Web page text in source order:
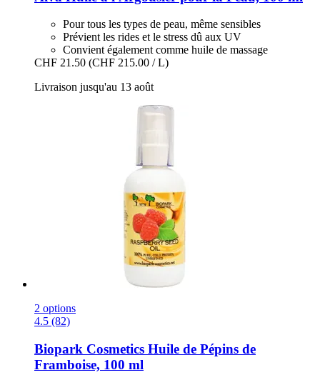
Pour tous les types de peau, même sensibles
Prévient les rides et le stress dû aux UV
Convient également comme huile de massage
CHF 21.50 (CHF 215.00 / L)
Livraison jusqu'au 13 août
2 options
4.5 (82)
Biopark Cosmetics Huile de Pépins de
Framboise, 100 ml